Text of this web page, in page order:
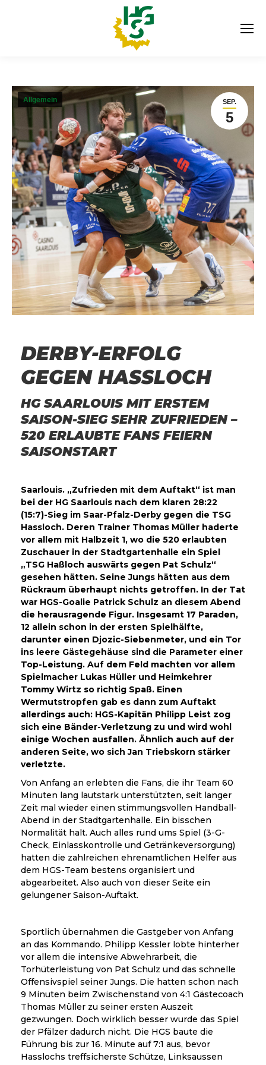
SEP.
5
Allgemein
DERBY-ERFOLG
GEGEN HASSLOCH
HG SAARLOUIS MIT ERSTEM
SAISON-SIEG SEHR ZUFRIEDEN –
520 ERLAUBTE FANS FEIERN
SAISONSTART
Saarlouis. „Zufrieden mit dem Auftakt“ ist man
bei der HG Saarlouis nach dem klaren 28:22
(15:7)-Sieg im Saar-Pfalz-Derby gegen die TSG
Hassloch. Deren Trainer Thomas Müller haderte
vor allem mit Halbzeit 1, wo die 520 erlaubten
Zuschauer in der Stadtgartenhalle ein Spiel
„TSG Haßloch auswärts gegen Pat Schulz“
gesehen hätten. Seine Jungs hätten aus dem
Rückraum überhaupt nichts getroffen. In der Tat
war HGS-Goalie Patrick Schulz an diesem Abend
die herausragende Figur. Insgesamt 17 Paraden,
12 allein schon in der ersten Spielhälfte,
darunter einen Djozic-Siebenmeter, und ein Tor
ins leere Gästegehäuse sind die Parameter einer
Top-Leistung. Auf dem Feld machten vor allem
Spielmacher Lukas Hüller und Heimkehrer
Tommy Wirtz so richtig Spaß. Einen
Wermutstropfen gab es dann zum Auftakt
allerdings auch: HGS-Kapitän Philipp Leist zog
sich eine Bänder-Verletzung zu und wird wohl
einige Wochen ausfallen. Ähnlich auch auf der
anderen Seite, wo sich Jan Triebskorn stärker
verletzte.
Von Anfang an erlebten die Fans, die ihr Team 60
Minuten lang lautstark unterstützten, seit langer
Zeit mal wieder einen stimmungsvollen Handball-
Abend in der Stadtgartenhalle. Ein bisschen
Normalität halt. Auch alles rund ums Spiel (3-G-
Check, Einlasskontrolle und Getränkeversorgung)
hatten die zahlreichen ehrenamtlichen Helfer aus
dem HGS-Team bestens organisiert und
abgearbeitet. Also auch von dieser Seite ein
gelungener Saison-Auftakt.
Sportlich übernahmen die Gastgeber von Anfang
an das Kommando. Philipp Kessler lobte hinterher
vor allem die intensive Abwehrarbeit, die
Torhüterleistung von Pat Schulz und das schnelle
Offensivspiel seiner Jungs. Die hatten schon nach
9 Minuten beim Zwischenstand von 4:1 Gästecoach
Thomas Müller zu seiner ersten Auszeit
gezwungen. Doch wirklich besser wurde das Spiel
der Pfälzer dadurch nicht. Die HGS baute die
Führung bis zur 16. Minute auf 7:1 aus, bevor
Hasslochs treffsicherste Schütze, Linksaussen